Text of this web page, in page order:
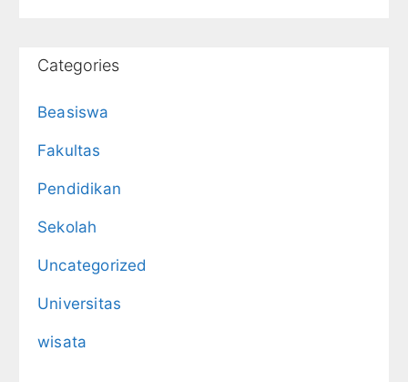
Categories
Beasiswa
Fakultas
Pendidikan
Sekolah
Uncategorized
Universitas
wisata